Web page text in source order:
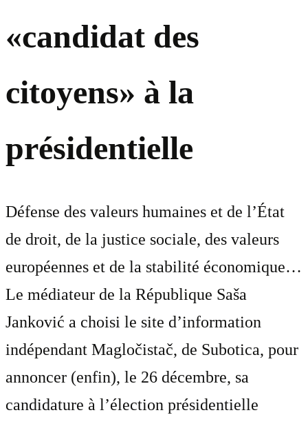
«candidat des
citoyens» à la
présidentielle
Défense des valeurs humaines et de l’État
de droit, de la justice sociale, des valeurs
européennes et de la stabilité économique…
Le médiateur de la République Saša
Janković a choisi le site d’information
indépendant Magločistač, de Subotica, pour
annoncer (enfin), le 26 décembre, sa
candidature à l’élection présidentielle